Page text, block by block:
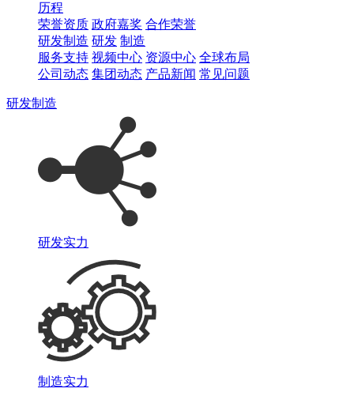
历程
荣誉资质 政府嘉奖 合作荣誉
研发制造 研发 制造
服务支持 视频中心 资源中心 全球布局
公司动态 集团动态 产品新闻 常见问题
研发制造
研发实力
制造实力